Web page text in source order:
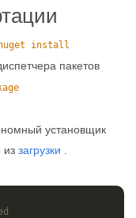
install
пакетов
установщик
из загрузки